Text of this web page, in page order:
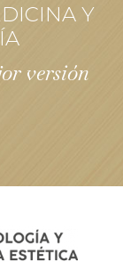
Y
versión